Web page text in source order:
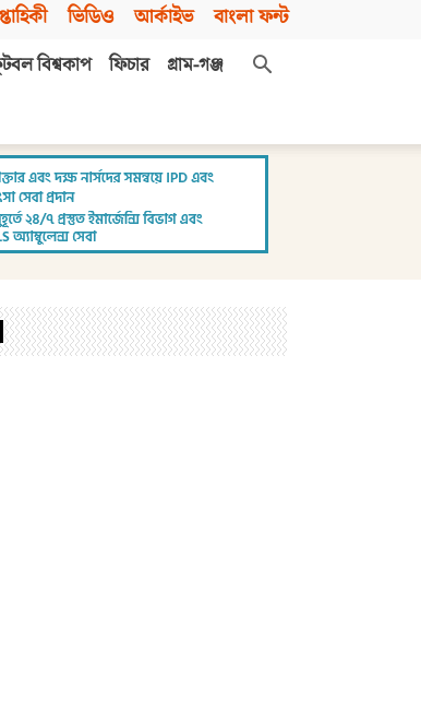
ভিডিও আর্কাইভ বাংলা ফন্ট
বিশ্বকাপ ফিচার
গ্রাম-গঞ্জ